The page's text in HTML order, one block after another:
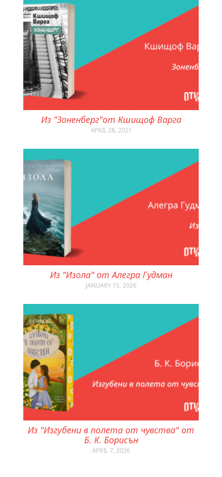
Из "Зоненберг"от Кшищоф Варга
APRIL 28, 2021
Из "Изола" от Алегра Гудман
JANUARY 15, 2026
Из "Изгубени в полета от чувства" от
Б. К. Борисън
APRIL 7, 2026